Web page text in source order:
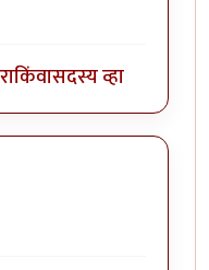
किंवासदस्य व्हा